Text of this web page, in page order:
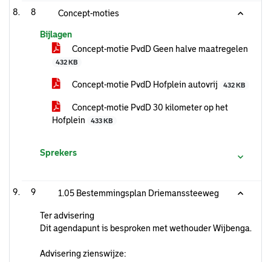
8 Concept-moties
Bijlagen
Concept-motie PvdD Geen halve maatregelen
432 KB
Concept-motie PvdD Hofplein autovrij 432 KB
Concept-motie PvdD 30 kilometer op het
Hofplein
433 KB
Sprekers
9 1.05 Bestemmingsplan Driemanssteeweg
Ter advisering
Dit agendapunt is besproken met wethouder Wijbenga.
Advisering zienswijze: